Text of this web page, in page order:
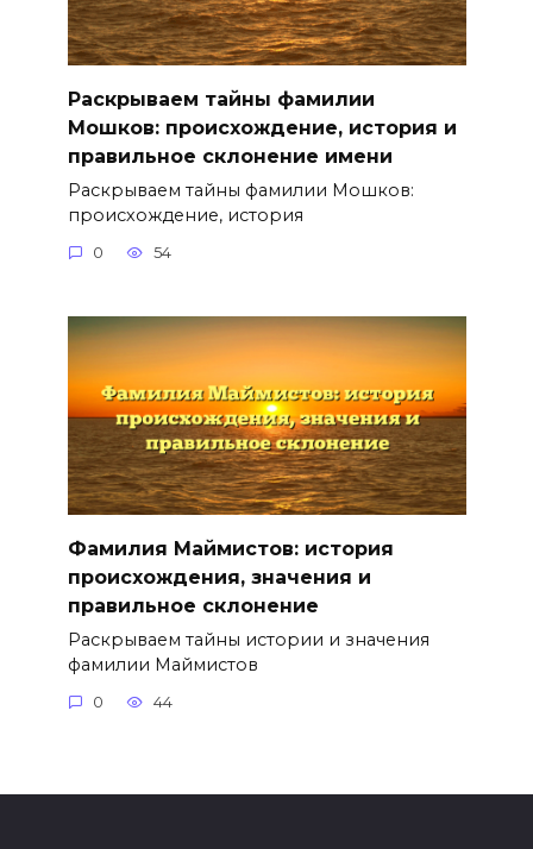
Раскрываем тайны фамилии
Мошков: происхождение, история и
правильное склонение имени
Раскрываем тайны фамилии Мошков:
происхождение, история
0 54
Фамилия Маймистов: история
происхождения, значения и
правильное склонение
Раскрываем тайны истории и значения
фамилии Маймистов
0 44